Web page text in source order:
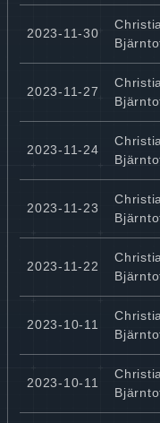
2023-11-30
2023-11-27
2023-11-24
2023-11-23
2023-11-22
2023-10-11
2023-10-11